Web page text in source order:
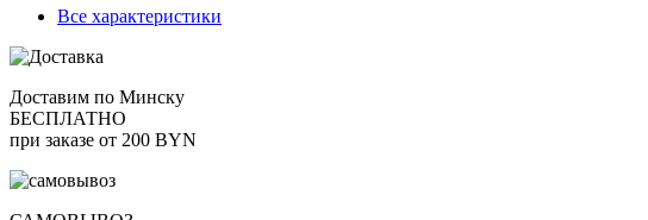
Все характеристики
Доставим по Минску
БЕСПЛАТНО
при заказе от 200 BYN